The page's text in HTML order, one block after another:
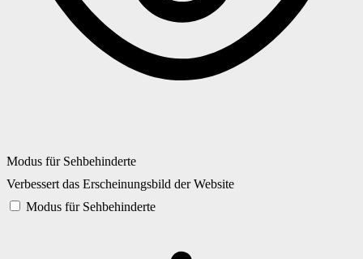
Modus für Sehbehinderte
Verbessert das Erscheinungsbild der Website
Modus für Sehbehinderte